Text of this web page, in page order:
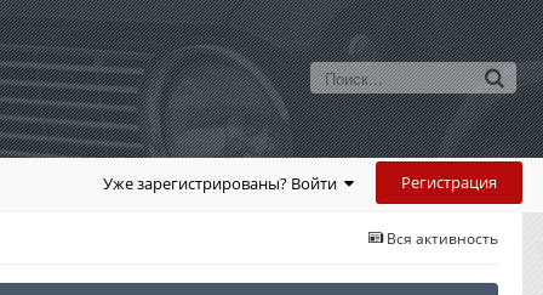
Уже зарегистрированы? Войти Регистрация
Вся активность